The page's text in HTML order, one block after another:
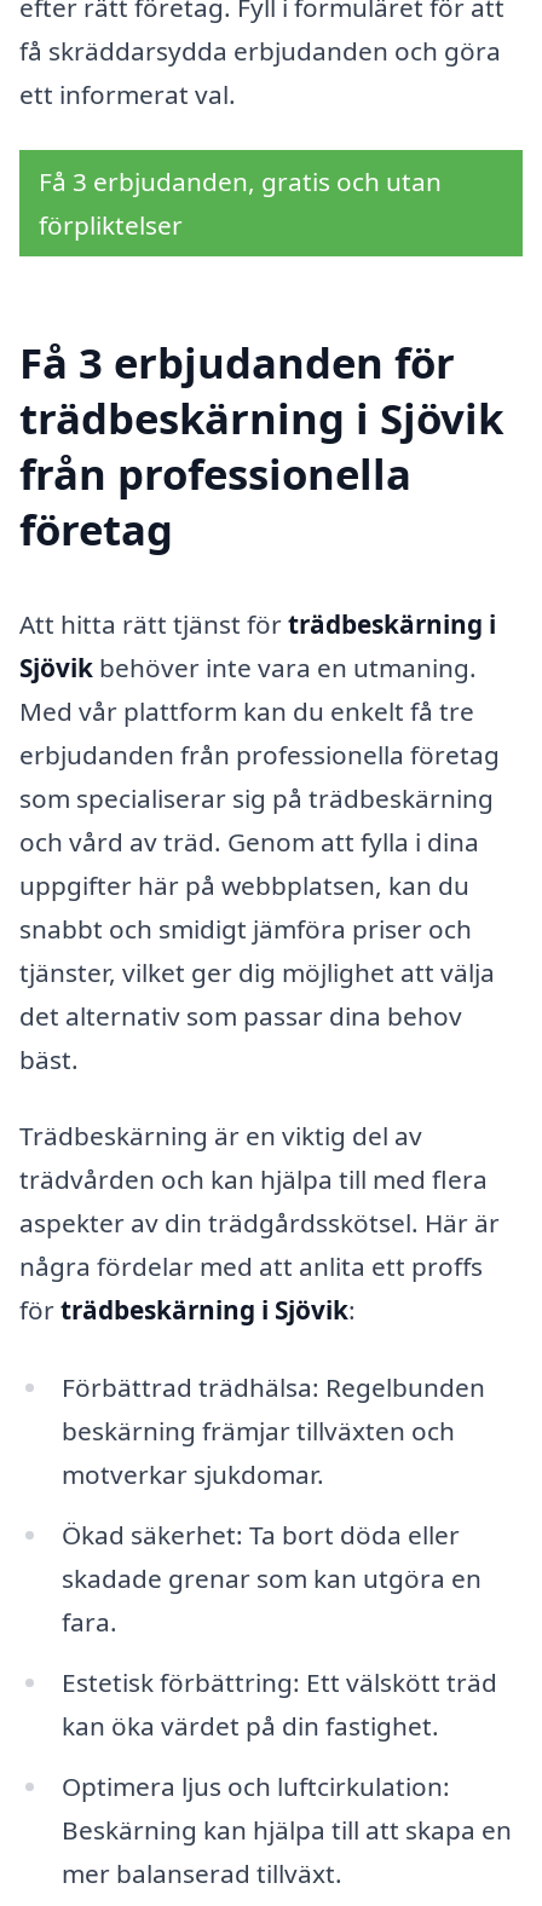
efter rätt företag. Fyll i formuläret för att
få skräddarsydda erbjudanden och göra
ett informerat val.
Få 3 erbjudanden, gratis och utan
förpliktelser
Få 3 erbjudanden för
trädbeskärning i Sjövik
från professionella
företag
Att hitta rätt tjänst förträdbeskärning i
Sjövik behöver inte vara en utmaning.
Med vår plattform kan du enkelt få tre
erbjudanden från professionella företag
som specialiserar sig på trädbeskärning
och vård av träd. Genom att fylla i dina
uppgifter här på webbplatsen, kan du
snabbt och smidigt jämföra priser och
tjänster, vilket ger dig möjlighet att välja
det alternativ som passar dina behov
bäst.
Trädbeskärning är en viktig del av
trädvården och kan hjälpa till med flera
aspekter av din trädgårdsskötsel. Här är
några fördelar med att anlita ett proffs
förträdbeskärning i Sjövik:
Förbättrad trädhälsa: Regelbunden
beskärning främjar tillväxten och
motverkar sjukdomar.
Ökad säkerhet: Ta bort döda eller
skadade grenar som kan utgöra en
fara.
Estetisk förbättring: Ett välskött träd
kan öka värdet på din fastighet.
Optimera ljus och luftcirkulation:
Beskärning kan hjälpa till att skapa en
mer balanserad tillväxt.